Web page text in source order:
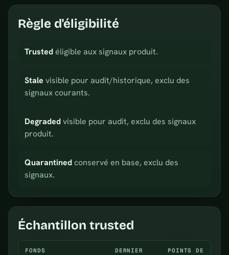
Règle d'éligibilité
Trustedéligible aux signaux produit.
Stale visible pour audit/historique, exclu des
signaux courants.
Degradedvisible pour audit, exclu des signaux
produit.
Quarantined conservé en base, exclu des
signaux.
Échantillon trusted
FONDS
DERNIER
POINTS DE